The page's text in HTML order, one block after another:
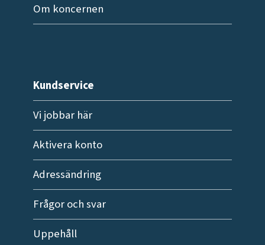
Om koncernen
Kundservice
Vi jobbar här
Aktivera konto
Adressändring
Frågor och svar
Uppehåll